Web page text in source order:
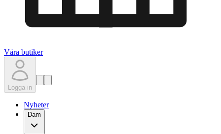
Våra butiker
Logga in
Nyheter
Dam